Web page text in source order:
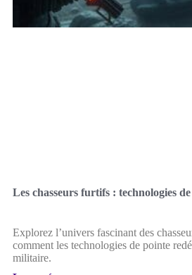
Les chasseurs furtifs : technologies
Explorez l’univers fascinant des
comment les technologies de pointe
militaire.